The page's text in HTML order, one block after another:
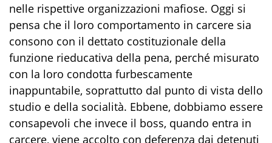
nelle rispettive organizzazioni mafiose. Oggi si
pensa che il loro comportamento in carcere sia
consono con il dettato costituzionale della
funzione rieducativa della pena, perché misurato
con la loro condotta furbescamente
inappuntabile, soprattutto dal punto di vista dello
studio e della socialità. Ebbene, dobbiamo essere
consapevoli che invece il boss, quando entra in
carcere, viene accolto con deferenza dai detenuti